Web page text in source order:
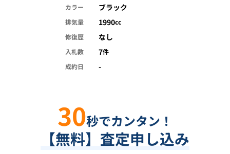
カラー
ブラック
排気量 1990cc
修復歴
なし
入札数 7件
成約日
-
30秒でカンタン！
【無料】査定申し込み